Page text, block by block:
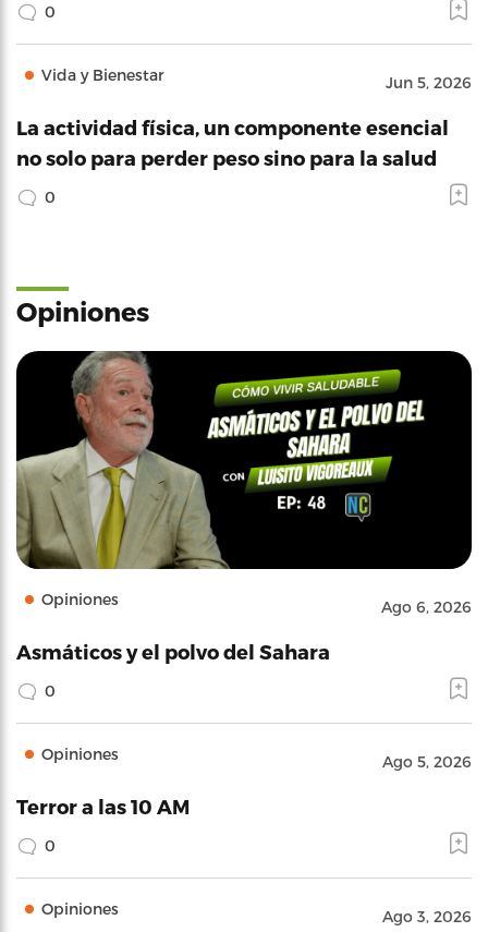
0
Vida y Bienestar Jun 5, 2026
La actividad física, un componente esencial
no solo para perder peso sino para la salud
0
Opiniones
Opiniones Ago 6, 2026
Asmáticos y el polvo del Sahara
0
Opiniones Ago 5, 2026
Terror a las 10 AM
0
Opiniones Ago 3, 2026